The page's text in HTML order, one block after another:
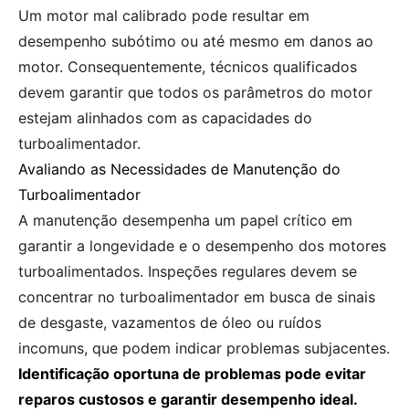
Um motor mal calibrado pode resultar em
desempenho subótimo ou até mesmo em danos ao
motor. Consequentemente, técnicos qualificados
devem garantir que todos os parâmetros do motor
estejam alinhados com as capacidades do
turboalimentador.
Avaliando as Necessidades de Manutenção do
Turboalimentador
A manutenção desempenha um papel crítico em
garantir a longevidade e o desempenho dos motores
turboalimentados. Inspeções regulares devem se
concentrar no turboalimentador em busca de sinais
de desgaste, vazamentos de óleo ou ruídos
incomuns, que podem indicar problemas subjacentes.
Identificação oportuna de problemas pode evitar
reparos custosos e garantir desempenho ideal.